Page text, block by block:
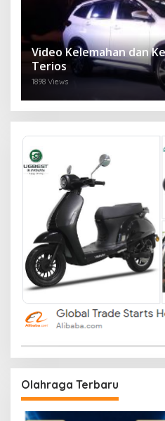
Video Kelemahan dan
Terios
1898 Views
Olahraga Terbaru